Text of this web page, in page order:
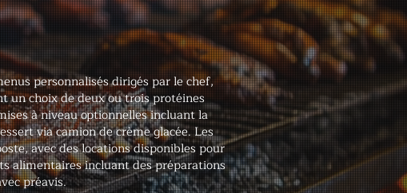
personnalisés dirigés par le chef,
un choix de deux ou trois protéines
à niveau optionnelles incluant la
via camion de crème glacée. Les
avec des locations disponibles pour
alimentaires incluant des préparations
préavis.